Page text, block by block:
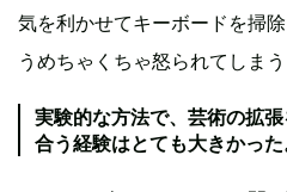
気を利かせてキーボードを掃
うめちゃくちゃ怒られてしまう
実験的な方法で、芸術の拡
合う経験はとても大きかった